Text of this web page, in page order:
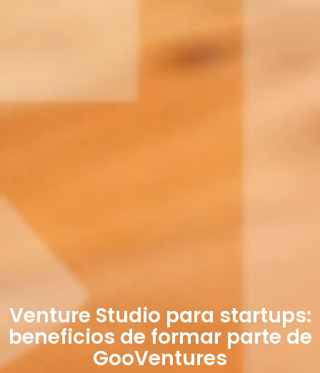
Venture Studio para startups:
beneficios de formar parte de
GooVentures